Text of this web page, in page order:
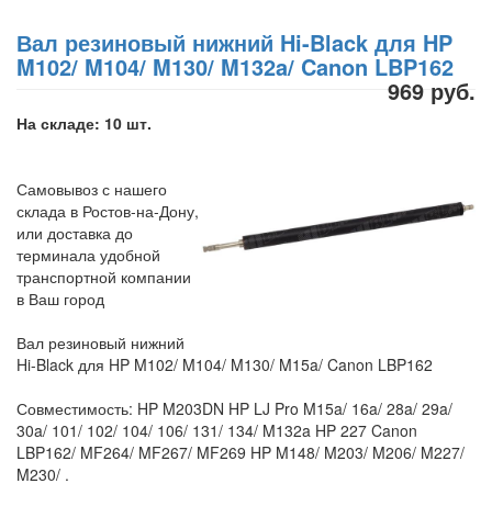
Вал резиновый нижний Hi-Black для HP
M102/ M104/ M130/ M132a/ Canon LBP162
969 руб.
На складе: 10 шт.
Самовывоз с нашего
склада в Ростов-на-Дону,
или доставка до
терминала удобной
транспортной компании
в Ваш город
Вал резиновый нижний
Hi-Black для HP M102/ M104/ M130/ M15a/ Canon LBP162
Совместимость: HP M203DN HP LJ Pro M15a/ 16a/ 28a/ 29a/
30a/ 101/ 102/ 104/ 106/ 131/ 134/ M132a HP 227 Canon
LBP162/ MF264/ MF267/ MF269 HP M148/ M203/ M206/ M227/
M230/ .